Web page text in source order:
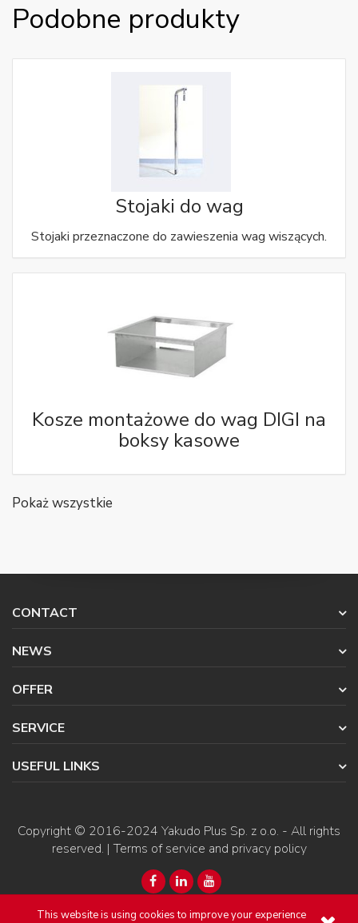
Podobne produkty
Stojaki do wag
Stojaki przeznaczone do zawieszenia wag wiszących.
Kosze montażowe do wag DIGI na
boksy kasowe
Pokaż wszystkie
This website is using cookies to improve your experience
CONTACT
NEWS
OFFER
SERVICE
USEFUL LINKS
Copyright © 2016-2024 Yakudo Plus Sp. z o.o. - All rights
reserved. |Terms of service and privacy policy